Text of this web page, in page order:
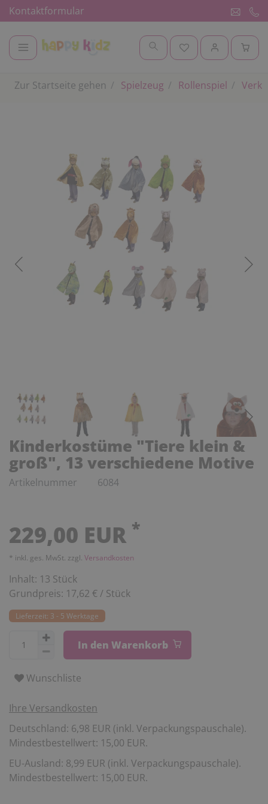
Kontaktformular
Zur Startseite gehen Spielzeug Rollenspiel
Kinderkostüme "Tiere klein &
groß", 13 verschiedene Motive
Artikelnummer 6084
229,00 EUR *
* inkl. ges. MwSt. zzgl. Versandkosten
Inhalt: 13 Stück
Grundpreis: 17,62 € / Stück
Lieferzeit: 3 - 5 Werktage
In den Warenkorb
Wunschliste
Ihre Versandkosten
Deutschland: 6,98 EUR (inkl. Verpackungspauschale).
Mindestbestellwert: 15,00 EUR.
EU-Ausland: 8,99 EUR (inkl. Verpackungspauschale).
Mindestbestellwert: 15,00 EUR.